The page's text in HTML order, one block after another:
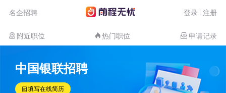
名企招聘 登录 注册
附近职位 热门职位 申请记录
中国银联招聘
填写在线简历